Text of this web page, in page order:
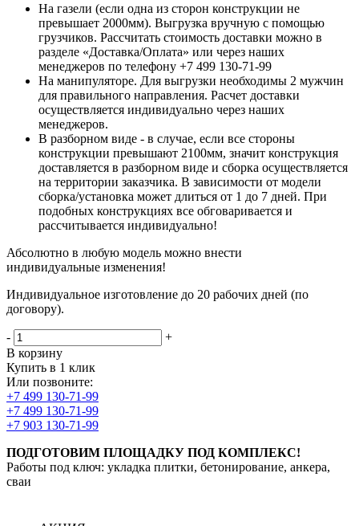
На газели (если одна из сторон конструкции не
превышает 2000мм). Выгрузка вручную с помощью
грузчиков. Рассчитать стоимость доставки можно в
разделе «Доставка/Оплата» или через наших
менеджеров по телефону +7 499 130-71-99
На манипуляторе. Для выгрузки необходимы 2 мужчин
для правильного направления. Расчет доставки
осуществляется индивидуально через наших
менеджеров.
В разборном виде - в случае, если все стороны
конструкции превышают 2100мм, значит конструкция
доставляется в разборном виде и сборка осуществляется
на территории заказчика. В зависимости от модели
сборка/установка может длиться от 1 до 7 дней. При
подобных конструкциях все обговаривается и
рассчитывается индивидуально!
Абсолютно в любую модель можно внести
индивидуальные изменения!
Индивидуальное изготовление до 20 рабочих дней (по
договору).
-
+
В корзину
Купить в 1 клик
Или позвоните:
+7 499 130-71-99
+7 499 130-71-99
+7 903 130-71-99
ПОДГОТОВИМ ПЛОЩАДКУ ПОД КОМПЛЕКС!
Работы под ключ: укладка плитки, бетонирование, анкера,
сваи